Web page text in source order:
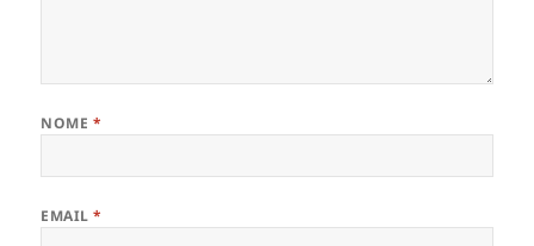
NOME *
EMAIL*